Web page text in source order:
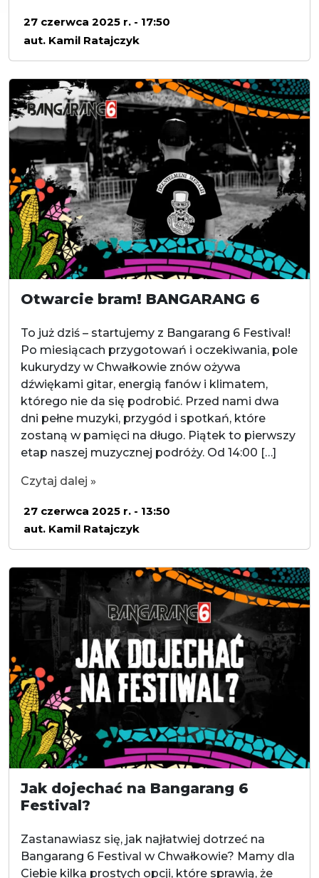
27 czerwca 2025 r. - 17:50
aut. Kamil Ratajczyk
Otwarcie bram! BANGARANG 6
To już dziś – startujemy z Bangarang 6 Festival!
Po miesiącach przygotowań i oczekiwania, pole
kukurydzy w Chwałkowie znów ożywa
dźwiękami gitar, energią fanów i klimatem,
którego nie da się podrobić. Przed nami dwa
dni pełne muzyki, przygód i spotkań, które
zostaną w pamięci na długo. Piątek to pierwszy
etap naszej muzycznej podróży. Od 14:00 […]
Czytaj dalej »
27 czerwca 2025 r. - 13:50
aut. Kamil Ratajczyk
Jak dojechać na Bangarang 6
Festival?
Zastanawiasz się, jak najłatwiej dotrzeć na
Bangarang 6 Festival w Chwałkowie? Mamy dla
Ciebie kilka prostych opcji, które sprawią, że